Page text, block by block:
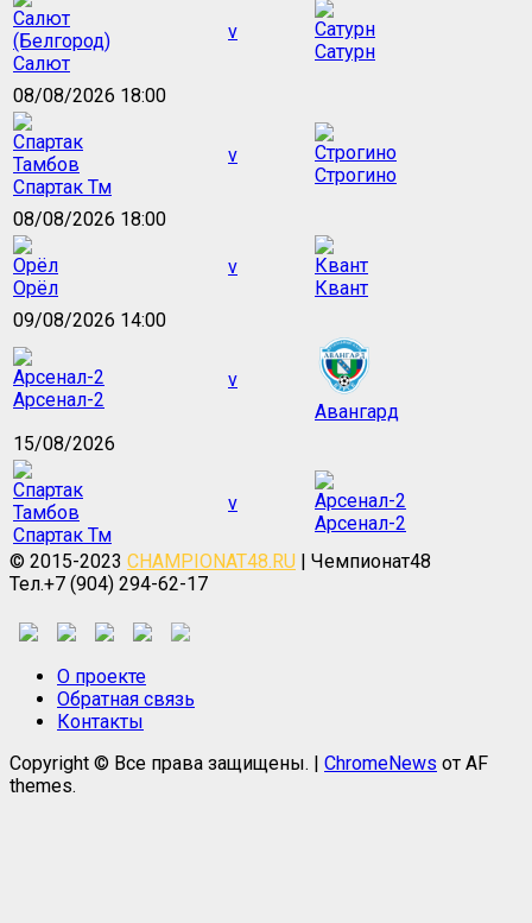
Салют
v
Сатурн
08/08/2026 18:00
Спартак Тм
v
Строгино
08/08/2026 18:00
Орёл
v
Квант
09/08/2026 14:00
Арсенал-2
v
Авангард
15/08/2026
Спартак Тм
v
Арсенал-2
© 2015-2023 CHAMPIONAT48.RU | Чемпионат48
Тел.+7 (904) 294-62-17
О проекте
Обратная связь
Контакты
Copyright © Все права защищены. | ChromeNews от AF
themes.